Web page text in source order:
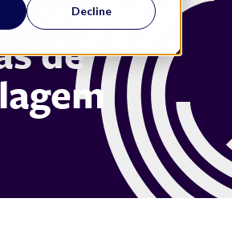
Decline
de